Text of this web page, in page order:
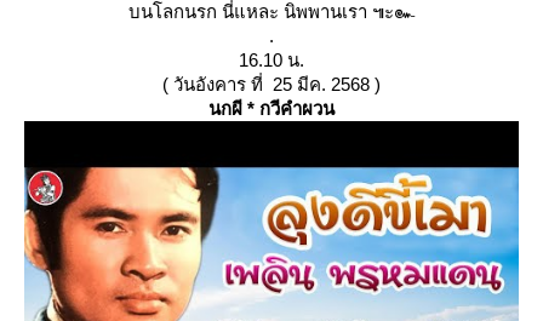
บนโลกนรก นี่แหละ นิพพานเรา ๚ะ๛
.
16.10 น.
( วันอังคาร ที่ 25 มีค. 2568 )
นกผี * กวีคำผวน